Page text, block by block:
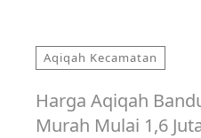
Aqiqah Kecamatan
Harga Aqiqah
Murah Mulai 1,6